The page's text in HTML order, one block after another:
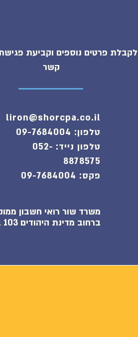
לקבלת פרטים נוספים וקביעת פגישת
קשר
liron@shorcpa.co.il
טלפון: 09-7684004
טלפון נייד: 052-
8878575
פקס: 09-7684004
משרד שור רואי חשבון